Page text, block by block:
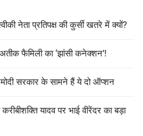
नेता प्रतिपक्ष की कुर्सी खतरे में क्यों?
फैमिली का ‘झांसी कनेक्शन’!
सरकार के सामने हैं ये दो ऑप्शन
यादव पर भाई वीरेंदर का बड़ा